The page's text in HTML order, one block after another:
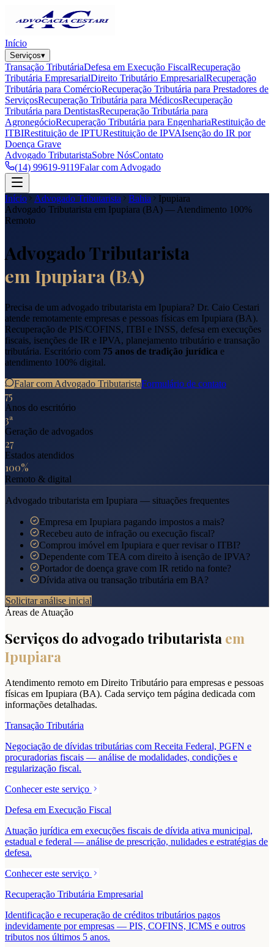
Início
Serviços▾
Transação TributáriaDefesa em Execução FiscalRecuperação
Tributária EmpresarialDireito Tributário EmpresarialRecuperação
Tributária para ComércioRecuperação Tributária para Prestadores de
ServiçosRecuperação Tributária para MédicosRecuperação
Tributária para DentistasRecuperação Tributária para
AgronegócioRecuperação Tributária para EngenhariaRestituição de
ITBIRestituição de IPTURestituição de IPVAIsenção do IR por
Doença Grave
Advogado TributaristaSobre NósContato
(14) 99619-9119Falar com Advogado
Início Advogado Tributarista Bahia
Ipupiara
Advogado Tributarista em Ipupiara (BA) — Atendimento 100%
Remoto
Advogado Tributarista
em Ipupiara (BA)
Precisa de um advogado tributarista em Ipupiara? Dr. Caio Cestari
atende remotamente empresas e pessoas físicas em Ipupiara (BA).
Recuperação de PIS/COFINS, ITBI e INSS, defesa em execuções
fiscais, isenções de IR e IPVA, planejamento tributário e transação
tributária. Escritório com 75 anos de tradição jurídica e
atendimento 100% digital.
Falar com Advogado TributaristaFormulário de contato
75
Anos do escritório
3ª
Geração de advogados
27
Estados atendidos
100%
Remoto & digital
Advogado tributarista em Ipupiara — situações frequentes
Empresa em Ipupiara pagando impostos a mais?
Recebeu auto de infração ou execução fiscal?
Comprou imóvel em Ipupiara e quer revisar o ITBI?
Dependente com TEA com direito à isenção de IPVA?
Portador de doença grave com IR retido na fonte?
Dívida ativa ou transação tributária em BA?
Solicitar análise inicial
Áreas de Atuação
Serviços do advogado tributarista em
Ipupiara
Atendimento remoto em Direito Tributário para empresas e pessoas
físicas em Ipupiara (BA). Cada serviço tem página dedicada com
informações detalhadas.
Transação Tributária
Negociação de dívidas tributárias com Receita Federal, PGFN e
procuradorias fiscais — análise de modalidades, condições e
regularização fiscal.
Conhecer este serviço
Defesa em Execução Fiscal
Atuação jurídica em execuções fiscais de dívida ativa municipal,
estadual e federal — análise de prescrição, nulidades e estratégias de
defesa.
Conhecer este serviço
Recuperação Tributária Empresarial
Identificação e recuperação de créditos tributários pagos
indevidamente por empresas — PIS, COFINS, ICMS e outros
tributos nos últimos 5 anos.